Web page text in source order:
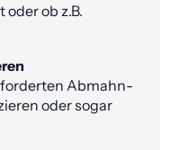
ob z.B.
Abmahn­
oder sogar